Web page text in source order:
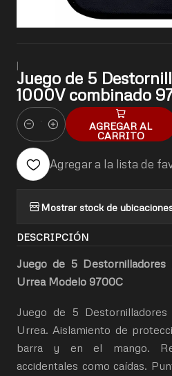
|
Juego de 5
1000V combinado
Cantidad
AGREGAR AL
CARRITO
Agregar a la lista de
Mostrar stock de
DESCRIPCIÓN
Juego de 5 Destornilladores
Urrea Modelo 9700C
Juego de 5 Destornilladores
Urrea. Aislamiento de
barra y en el mango.
accidentales como caídas.